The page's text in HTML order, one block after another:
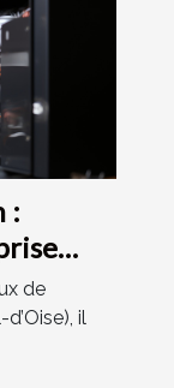
:
?
de
il